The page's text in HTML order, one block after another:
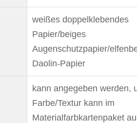
weißes doppelklebendes
Papier/beiges
Augenschutzpapier/
Daolin-Papier
kann angegeben werden,
Farbe/Textur kann im
Materialfarbkartenpaket